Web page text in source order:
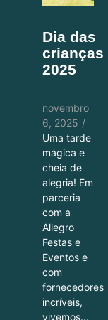
Dia das
crianças
2025
novembro
6, 2025 /
Uma tarde
mágica e
cheia de
alegria! Em
parceria
com a
Allegro
Festas e
Eventos e
com
fornecedores
incríveis,
vivemos...